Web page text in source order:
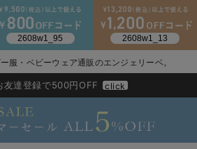
服・ベビーウェア通販のエンジェリーベ。
2026/NewArrival
域を除く) 7,700円以上で送料無料
友達登録で500円OFF click